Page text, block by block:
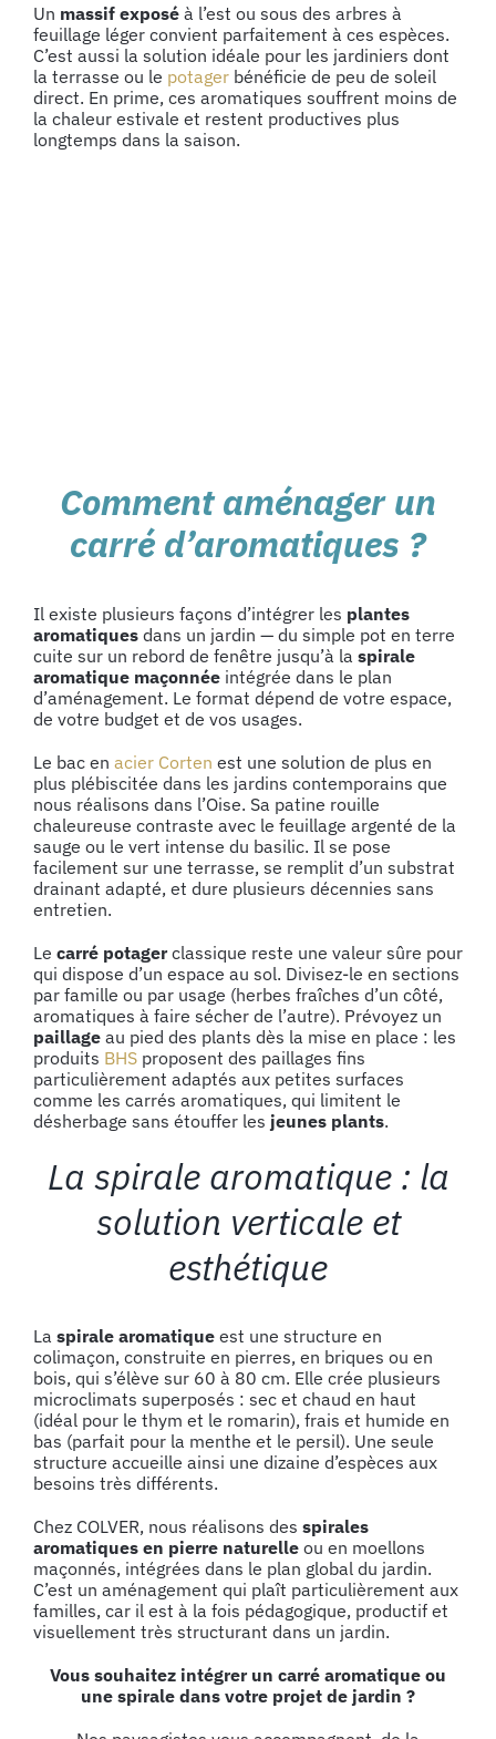
Un massif exposé à l’est ou sous des arbres à
feuillage léger convient parfaitement à ces espèces.
C’est aussi la solution idéale pour les jardiniers dont
la terrasse ou le potager bénéficie de peu de soleil
direct. En prime, ces aromatiques souffrent moins de
la chaleur estivale et restent productives plus
longtemps dans la saison.
Comment aménager un
carré d’aromatiques ?
Il existe plusieurs façons d’intégrer les plantes
aromatiques dans un jardin — du simple pot en terre
cuite sur un rebord de fenêtre jusqu’à la spirale
aromatique maçonnée intégrée dans le plan
d’aménagement. Le format dépend de votre espace,
de votre budget et de vos usages.
Le bac en acier Corten est une solution de plus en
plus plébiscitée dans les jardins contemporains que
nous réalisons dans l’Oise. Sa patine rouille
chaleureuse contraste avec le feuillage argenté de la
sauge ou le vert intense du basilic. Il se pose
facilement sur une terrasse, se remplit d’un substrat
drainant adapté, et dure plusieurs décennies sans
entretien.
Le carré potagerclassique reste une valeur sûre pour
qui dispose d’un espace au sol. Divisez-le en sections
par famille ou par usage (herbes fraîches d’un côté,
aromatiques à faire sécher de l’autre). Prévoyez un
paillage au pied des plants dès la mise en place : les
produits BHS proposent des paillages fins
particulièrement adaptés aux petites surfaces
comme les carrés aromatiques, qui limitent le
désherbage sans étouffer les jeunes plants.
La spirale aromatique : la
solution verticale et
esthétique
La spirale aromatique est une structure en
colimaçon, construite en pierres, en briques ou en
bois, qui s’élève sur 60 à 80 cm. Elle crée plusieurs
microclimats superposés : sec et chaud en haut
(idéal pour le thym et le romarin), frais et humide en
bas (parfait pour la menthe et le persil). Une seule
structure accueille ainsi une dizaine d’espèces aux
besoins très différents.
Chez COLVER, nous réalisons des spirales
aromatiques en pierre naturelle ou en moellons
maçonnés, intégrées dans le plan global du jardin.
C’est un aménagement qui plaît particulièrement aux
familles, car il est à la fois pédagogique, productif et
visuellement très structurant dans un jardin.
Vous souhaitez intégrer un carré aromatique ou
une spirale dans votre projet de jardin ?